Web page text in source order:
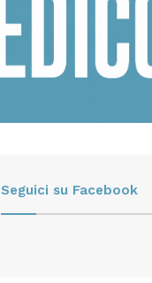
Seguici su Facebook